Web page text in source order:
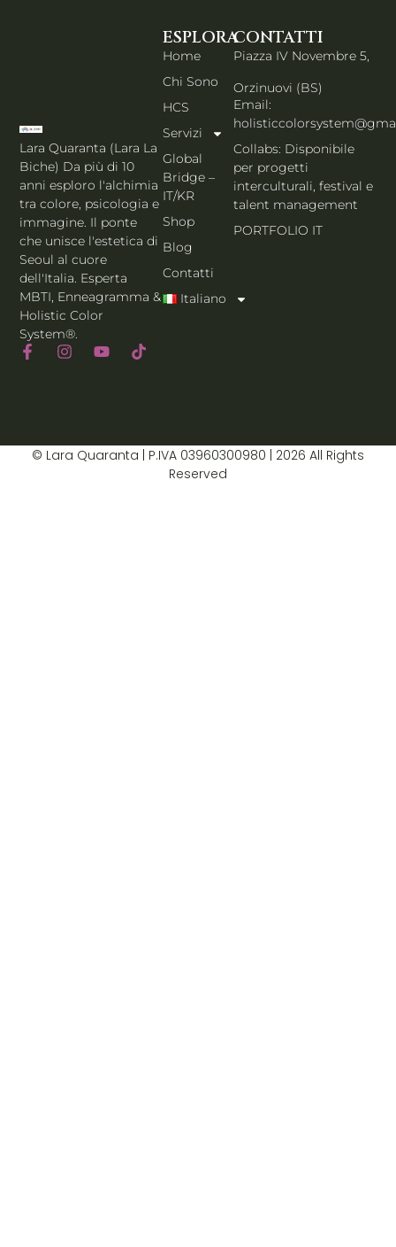
Lara Quaranta (Lara La
Biche) Da più di 10
anni esploro l'alchimia
tra colore, psicologia e
immagine. Il ponte
che unisce l'estetica di
Seoul al cuore
dell'Italia. Esperta
MBTI, Enneagramma &
Holistic Color
System®.
ESPLORA
Home
Chi Sono
HCS
Servizi
Global
Bridge –
IT/KR
Shop
Blog
Contatti
Italiano
CONTATTI
Piazza IV Novembre 5,
Orzinuovi (BS)
Email:
Collabs: Disponibile
per progetti
interculturali, festival e
talent management
PORTFOLIO IT
© Lara Quaranta | P.IVA 03960300980 | 2026 All Rights
Reserved